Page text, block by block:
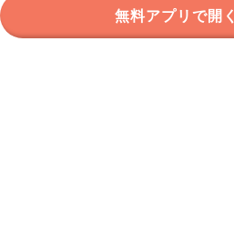
無料アプリで開く